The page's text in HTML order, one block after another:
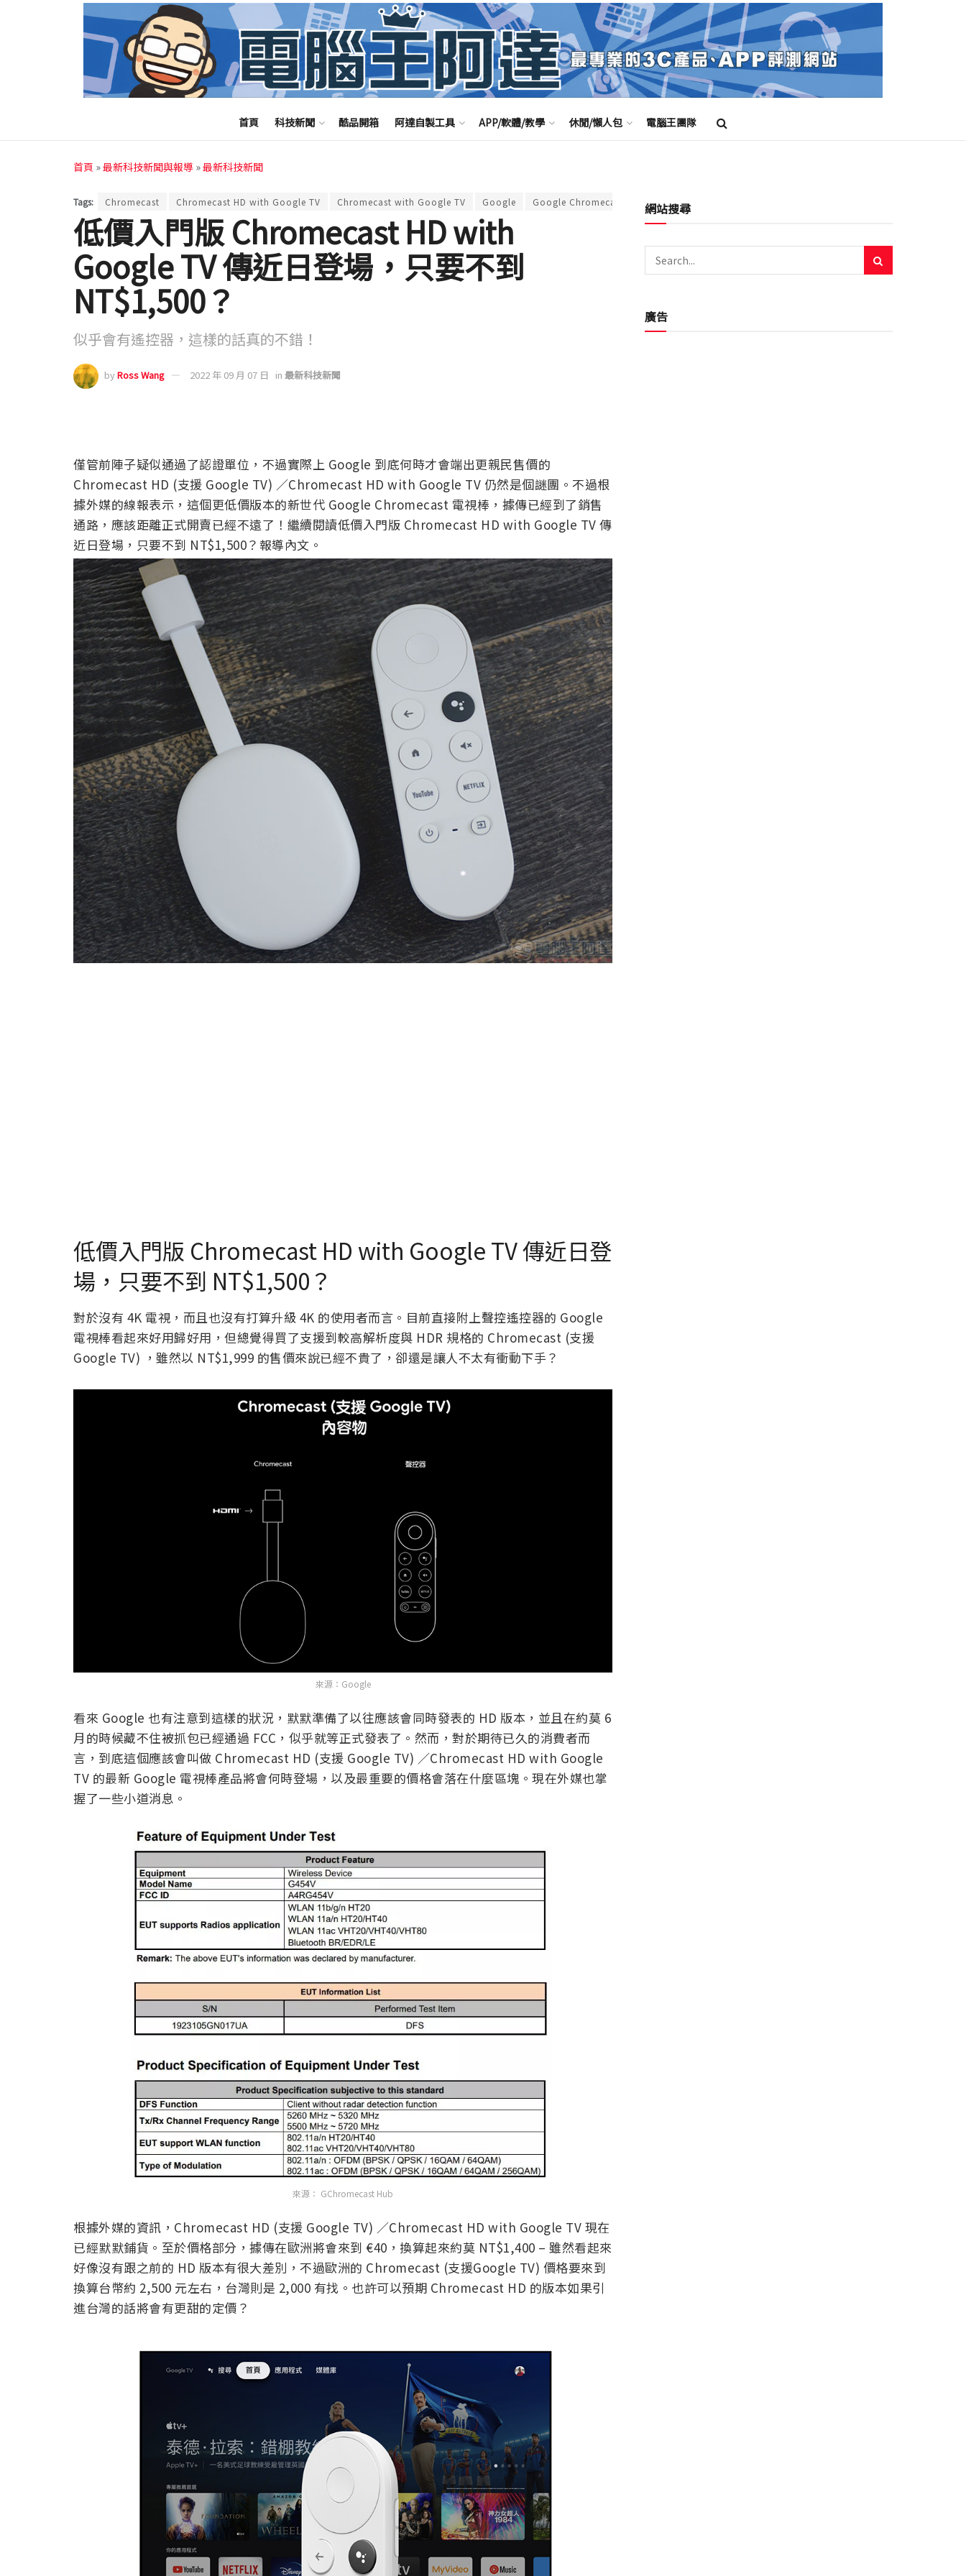
首頁 科技新聞 酷品開箱 阿達自製工具 APP/軟體/教學 休閒/懶人包 電腦王團隊
首頁 »最新科技新聞與報導 »最新科技新聞
Tags: Chromecast Chromecast HD with Google TV Chromecast with Google TV Google Google Chromecast 串流 電視
低價入門版 Chromecast HD with
Google TV 傳近日登場，只要不到
NT$1,500？
似乎會有遙控器，這樣的話真的不錯！
byRoss Wang 2022 年 09 月 07 日 in 最新科技新聞
僅管前陣子疑似通過了認證單位，不過實際上 Google 到底何時才會端出更親民售價的
Chromecast HD (支援 Google TV) ／Chromecast HD with Google TV 仍然是個謎團。不過根
據外媒的線報表示，這個更低價版本的新世代 Google Chromecast 電視棒，據傳已經到了銷售
通路，應該距離正式開賣已經不遠了！繼續閱讀低價入門版 Chromecast HD with Google TV 傳
近日登場，只要不到 NT$1,500？報導內文。
低價入門版 Chromecast HD with Google TV 傳近日登
場，只要不到 NT$1,500？
對於沒有 4K 電視，而且也沒有打算升級 4K 的使用者而言。目前直接附上聲控遙控器的 Google
電視棒看起來好用歸好用，但總覺得買了支援到較高解析度與 HDR 規格的 Chromecast (支援
Google TV) ，雖然以 NT$1,999 的售價來說已經不貴了，卻還是讓人不太有衝動下手？
來源：Google
看來 Google 也有注意到這樣的狀況，默默準備了以往應該會同時發表的 HD 版本，並且在約莫 6
月的時候藏不住被抓包已經通過 FCC，似乎就等正式發表了。然而，對於期待已久的消費者而
言，到底這個應該會叫做 Chromecast HD (支援 Google TV) ／Chromecast HD with Google
TV 的最新 Google 電視棒產品將會何時登場，以及最重要的價格會落在什麼區塊。現在外媒也掌
握了一些小道消息。
來源： GChromecast Hub
根據外媒的資訊，Chromecast HD (支援 Google TV) ／Chromecast HD with Google TV 現在
已經默默鋪貨。至於價格部分，據傳在歐洲將會來到 €40，換算起來約莫 NT$1,400 – 雖然看起來
好像沒有跟之前的 HD 版本有很大差別，不過歐洲的 Chromecast (支援Google TV) 價格要來到
換算台幣約 2,500 元左右，台灣則是 2,000 有找。也許可以預期 Chromecast HD 的版本如果引
進台灣的話將會有更甜的定價？
網站搜尋
廣告